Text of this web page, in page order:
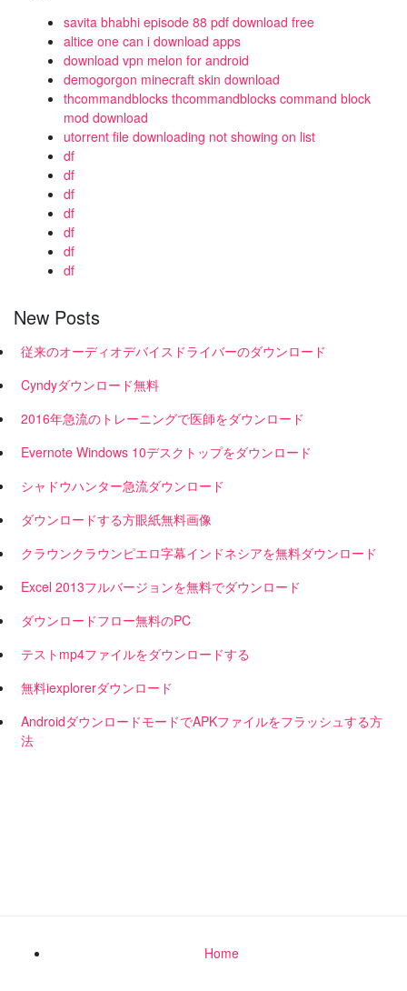
savita bhabhi episode 88 pdf download free
altice one can i download apps
download vpn melon for android
demogorgon minecraft skin download
thcommandblocks thcommandblocks command block
mod download
utorrent file downloading not showing on list
df
df
df
df
df
df
df
New Posts
従来のオーディオデバイスドライバーのダウンロード
Cyndyダウンロード無料
2016年急流のトレーニングで医師をダウンロード
Evernote Windows 10デスクトップをダウンロード
シャドウハンター急流ダウンロード
ダウンロードする方眼紙無料画像
クラウンクラウンピエロ字幕インドネシアを無料ダウンロード
Excel 2013フルバージョンを無料でダウンロード
ダウンロードフロー無料のPC
テストmp4ファイルをダウンロードする
無料iexplorerダウンロード
AndroidダウンロードモードでAPKファイルをフラッシュする方
法
Home